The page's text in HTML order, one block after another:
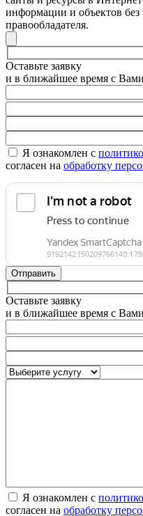
информации и объектов без
правообладателя.
Оставьте заявку
и в ближайшее время с
Я ознакомлен с
согласен на обработку
Оставьте заявку
и в ближайшее время с
Я ознакомлен с
согласен на обработку